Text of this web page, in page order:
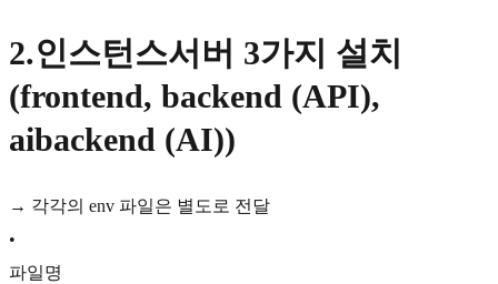
2.인스턴스서버 3가지 설치
(frontend, backend (API),
aibackend (AI))
→ 각각의 env 파일은 별도로 전달
•
파일명